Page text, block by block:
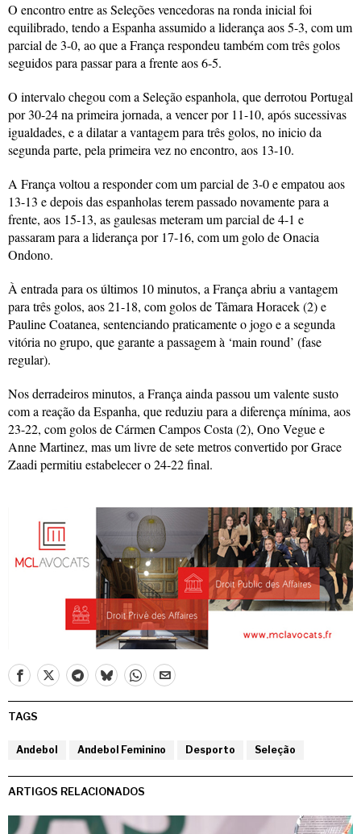
O encontro entre as Seleções vencedoras na ronda inicial foi
equilibrado, tendo a Espanha assumido a liderança aos 5-3, com um
parcial de 3-0, ao que a França respondeu também com três golos
seguidos para passar para a frente aos 6-5.
O intervalo chegou com a Seleção espanhola, que derrotou Portugal
por 30-24 na primeira jornada, a vencer por 11-10, após sucessivas
igualdades, e a dilatar a vantagem para três golos, no inicio da
segunda parte, pela primeira vez no encontro, aos 13-10.
A França voltou a responder com um parcial de 3-0 e empatou aos
13-13 e depois das espanholas terem passado novamente para a
frente, aos 15-13, as gaulesas meteram um parcial de 4-1 e
passaram para a liderança por 17-16, com um golo de Onacia
Ondono.
À entrada para os últimos 10 minutos, a França abriu a vantagem
para três golos, aos 21-18, com golos de Tâmara Horacek (2) e
Pauline Coatanea, sentenciando praticamente o jogo e a segunda
vitória no grupo, que garante a passagem à ‘main round’ (fase
regular).
Nos derradeiros minutos, a França ainda passou um valente susto
com a reação da Espanha, que reduziu para a diferença mínima, aos
23-22, com golos de Cármen Campos Costa (2), Ono Vegue e
Anne Martinez, mas um livre de sete metros convertido por Grace
Zaadi permitiu estabelecer o 24-22 final.
TAGS
Andebol Andebol Feminino Desporto Seleção
ARTIGOS RELACIONADOS